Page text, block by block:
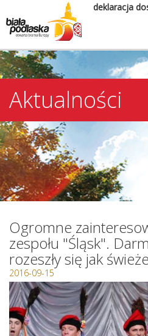
deklaracja
Aktualności
Ogromne
zespołu "Śląsk".
rozeszły się jak
2016-09-15